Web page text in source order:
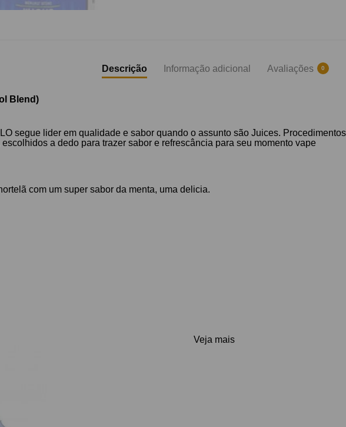
Descrição Informação adicional Avaliações 0
Blend)
segue lider em qualidade e sabor quando o assunto são Juices.
a dedo para trazer sabor e refrescância para seu momento vape
com um super sabor da menta, uma delicia.
Veja mais